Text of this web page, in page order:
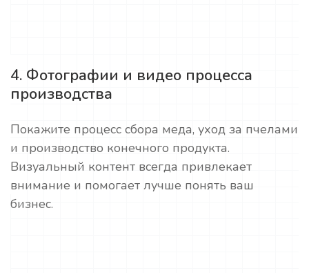
4. Фотографии и видео процесса
производства
Покажите процесс сбора меда, уход за пчелами
и производство конечного продукта.
Визуальный контент всегда привлекает
внимание и помогает лучше понять ваш
бизнес.